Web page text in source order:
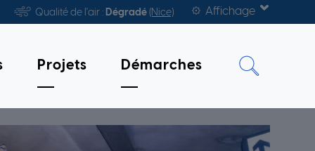
Qualité de l'air : Dégradé (Nice) Affichage
Projets Démarches